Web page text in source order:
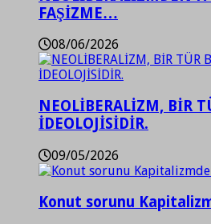
FAŞİZME…
08/06/2026
NEOLİBERALİZM, BİR
İDEOLOJİSİDİR.
09/05/2026
Konut sorunu